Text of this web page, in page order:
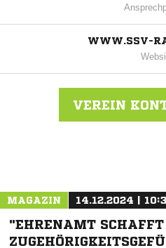
WWW.SSV-
VEREIN
MAGAZIN 14.12.2024 |
"EHRENAMT